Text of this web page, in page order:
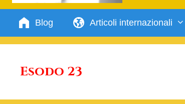
Blog Articoli internazionali
Esodo 23